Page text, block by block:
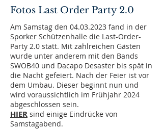
Fotos Last Order Party 2.0
Am Samstag den 04.03.2023 fand in der
Sporker Schützenhalle die Last-Order-
Party 2.0 statt. Mit zahlreichen Gästen
wurde unter anderem mit den Bands
SWOB40 und Dacapo Desaster bis spät in
die Nacht gefeiert. Nach der Feier ist vor
dem Umbau. Dieser beginnt nun und
wird voraussichtlich im Frühjahr 2024
abgeschlossen sein.
HIER sind einige Eindrücke von
Samstagabend.